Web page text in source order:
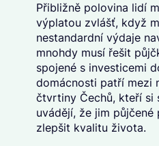
Přibližně polovina lidí
výplatou zvlášť, když
nestandardní výdaje
mnohdy musí řešit
spojené s investicemi
domácnosti patří mezi
čtvrtiny Čechů, kteří si
uvádějí, že jim půjčené
zlepšit kvalitu života.